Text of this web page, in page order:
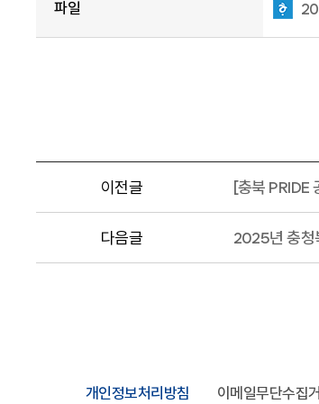
파일
이전글 [충북 PRIDE
다음글 2025년 충청
개인정보처리방침 이메일무단수집